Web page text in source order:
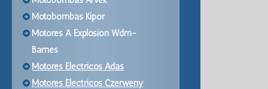
Motobombas Kipor
Motores A Explosion Wdm-
Barnes
Motores Electricos Adas
Motores Electricos Czerweny